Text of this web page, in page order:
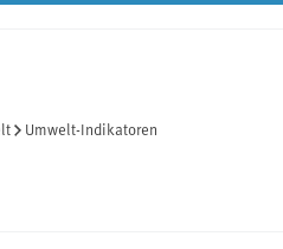
Umwelt-Indikatoren